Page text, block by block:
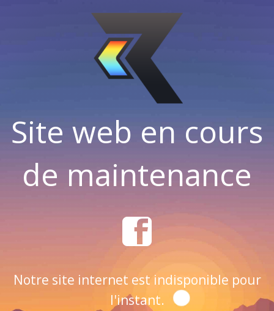
Site web en cours
de maintenance
Notre site internet est indisponible pour
l'instant.